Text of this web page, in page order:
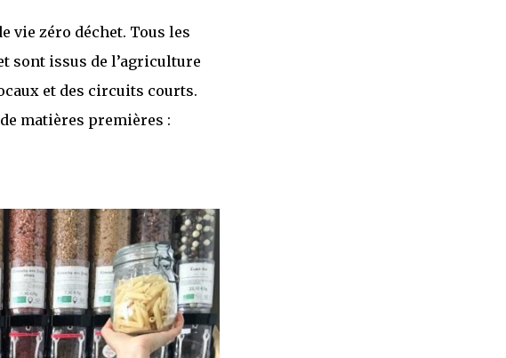
vie zéro déchet. Tous les
sont issus de l’agriculture
et des circuits courts.
matières premières :